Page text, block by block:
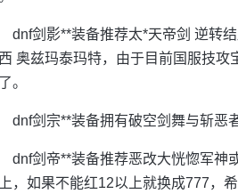
dnf剑影**装备推荐太*天帝剑 逆转
奥兹玛泰玛特，由于目前国服技
。
dnf剑宗**装备拥有破空剑舞与斩恶
dnf剑帝**装备推荐恶改大恍惚军神
，如果不能红12以上就换成777，希